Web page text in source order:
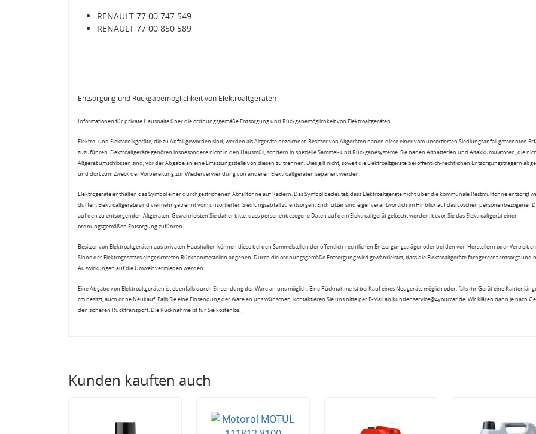
RENAULT 77 00 747 549
RENAULT 77 00 850 589
Entsorgung und Rückgabemöglichkeit von Elektroaltgeräten
Informationen für private Haushalte über die ordnungsgemäße Entsorgung und Rückgabemöglichkeit von Elektroaltgeräten
Elektro- und Elektronikgeräte, die zu Abfall geworden sind, werden als Altgeräte bezeichnet. Besitzer von Altgeräten haben diese einer vom unsortierten Siedlungsabfall getrennten
zuzuführen. Elektroaltgeräte gehören insbesondere nicht in den Hausmüll, sondern in spezielle Sammel- und Rückgabesysteme. Sie haben Altbatterien und Altakkumulatoren, die
Altgerät umschlossen sind, vor der Abgabe an eine Erfassungsstelle von diesen zu trennen. Dies gilt nicht, soweit die Elektroaltgeräte bei öffentlich-rechtlichen Entsorgungsträgern
und dort zum Zweck der Vorbereitung zur Wiederverwendung von anderen Elektroaltgeräten separiert werden.
Elektrogeräte enthalten das Symbol einer durchgestrichenen Abfalltonne auf Rädern. Das Symbol bedeutet, dass Elektroaltgeräte nicht über die kommunale Restmülltonne entsorgt
dürfen. Elektroaltgeräte sind vielmehr getrennt vom unsortierten Siedlungsabfall zu entsorgen. Endnutzer sind eigenverantwortlich im Hinblick auf das Löschen personenbezogener
auf den zu entsorgenden Altgeräten. Gewährleisten Sie daher bitte, dass personenbezogene Daten auf dem Elektroaltgerät gelöscht werden, bevor Sie das Elektroaltgerät einer
ordnungsgemäßen Entsorgung zuführen.
Besitzer von Elektroaltgeräten aus privaten Haushalten können diese bei den Sammelstellen der öffentlich-rechtlichen Entsorgungsträger oder bei den von Herstellern oder
Sinne des Elektrogesetzes eingerichteten Rücknahmestellen abgeben. Durch die ordnungsgemäße Entsorgung wird gewährleistet, dass die Elektroaltgeräte fachgerecht entsorgt und
Auswirkungen auf die Umwelt vermieden werden.
Eine Abgabe von Elektroaltgeräten ist ebenfalls durch Einsendung der Ware an uns möglich. Eine Rücknahme ist bei Kauf eines Neugeräts möglich oder, falls Ihr Gerät eine
cm besitzt, auch ohne Neukauf. Falls Sie eine Einsendung der Ware an uns wünschen, kontaktieren Sie uns bitte per E-Mail an kundenservice@4yourcar.de. Wir klären dann je nach
den sicheren Rücktransport. Die Rücknahme ist für Sie kostenlos.
Kunden kauften auch